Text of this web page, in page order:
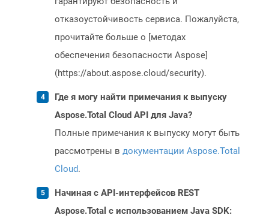
отказоустойчивость сервиса. Пожалуйста,
прочитайте больше о [методах
обеспечения безопасности Aspose]
(https://about.aspose.cloud/security).
Где я могу найти примечания к выпуску
Aspose.Total Cloud API для Java?
Полные примечания к выпуску могут быть
рассмотрены в документации Aspose.Total
Cloud.
Начиная с API-интерфейсов REST
Aspose.Total с использованием Java SDK: